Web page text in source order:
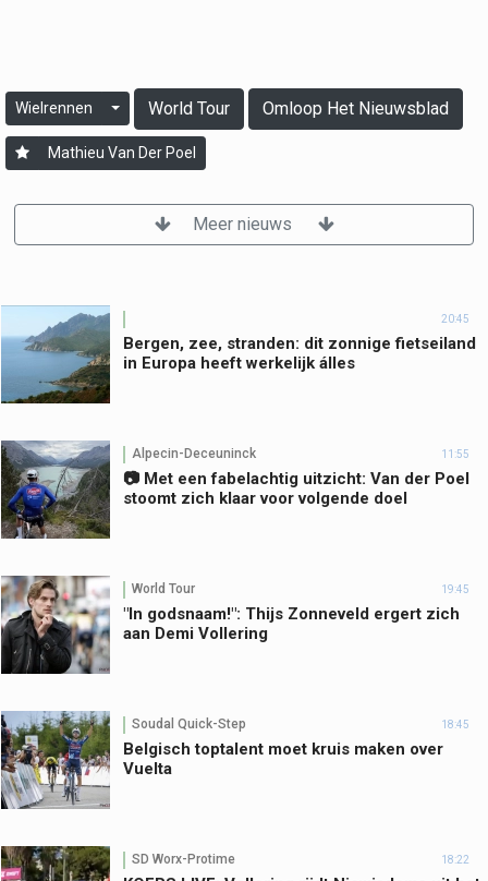
Wielrennen World Tour Omloop Het Nieuwsblad
Mathieu Van Der Poel
Meer nieuws
20:45
Bergen, zee, stranden: dit zonnige fietseiland
in Europa heeft werkelijk álles
Alpecin-Deceuninck 11:55
📷 Met een fabelachtig uitzicht: Van der Poel
stoomt zich klaar voor volgende doel
World Tour 19:45
"In godsnaam!": Thijs Zonneveld ergert zich
aan Demi Vollering
Soudal Quick-Step 18:45
Belgisch toptalent moet kruis maken over
Vuelta
SD Worx-Protime 18:22